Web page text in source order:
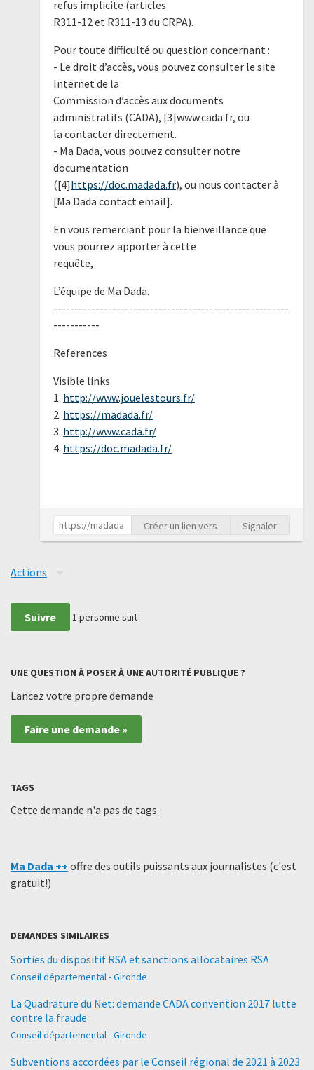
refus implicite (articles
R311-12 et R311-13 du CRPA).
Pour toute difficulté ou question concernant :
- Le droit d’accès, vous pouvez consulter le site
Internet de la
Commission d’accès aux documents
administratifs (CADA), [3]www.cada.fr, ou
la contacter directement.
- Ma Dada, vous pouvez consulter notre
documentation
([4]https://doc.madada.fr), ou nous contacter à
[Ma Dada contact email].
En vous remerciant pour la bienveillance que
vous pourrez apporter à cette
requête,
L’équipe de Ma Dada.
--------------------------------------------------------
-----------
References
Visible links
1. http://www.jouelestours.fr/
2. https://madada.fr/
3. http://www.cada.fr/
4. https://doc.madada.fr/
Créer un lien vers Signaler
Actions
Suivre 1 personne suit
UNE QUESTION À POSER À UNE AUTORITÉ PUBLIQUE ?
Lancez votre propre demande
Faire une demande »
TAGS
Cette demande n'a pas de tags.
Ma Dada ++ offre des outils puissants aux journalistes (c'est
gratuit!)
DEMANDES SIMILAIRES
Sorties du dispositif RSA et sanctions allocataires RSA
Conseil départemental - Gironde
La Quadrature du Net: demande CADA convention 2017 lutte
contre la fraude
Conseil départemental - Gironde
Subventions accordées par le Conseil régional de 2021 à 2023